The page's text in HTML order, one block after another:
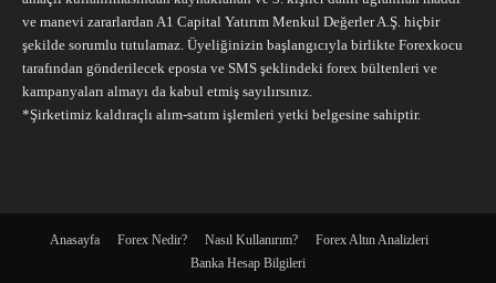
ve manevi zararlardan A1 Capital Yatırım Menkul Değerler A.Ş. hiçbir
şekilde sorumlu tutulamaz. Üyeliğinizin başlangıcıyla birlikte Forexkocu
tarafından gönderilecek eposta ve SMS şeklindeki forex bültenleri ve
kampanyaları almayı da kabul etmiş sayılırsınız.
*Şirketimiz kaldıraçlı alım-satım işlemleri yetki belgesine sahiptir.
Anasayfa Forex Nedir? Nasıl Kullanırım?
Forex Altın Analizleri
Banka Hesap Bilgileri